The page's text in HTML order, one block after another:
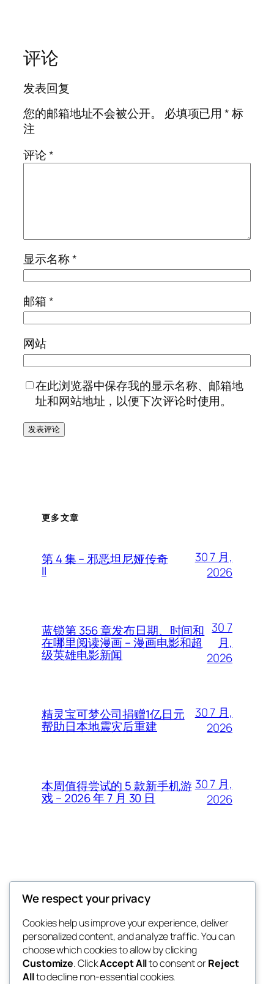
评论
发表回复
您的邮箱地址不会被公开。
必填项已用*标
注
评论*
显示名称*
邮箱*
网站
在此浏览器中保存我的显示名称、邮箱地
址和网站地址，以便下次评论时使用。
更多文章
第 4 集 – 邪恶坦尼娅传奇
II
30 7 月,
2026
蓝锁第 356 章发布日期、时间和
在哪里阅读漫画 – 漫画电影和超
级英雄电影新闻
30 7
月,
2026
精灵宝可梦公司捐赠1亿日元
帮助日本地震灾后重建
30 7 月,
2026
本周值得尝试的 5 款新手机游
戏 – 2026 年 7 月 30 日
30 7 月,
2026
Thunder Feeds
你最喜欢的电子游戏和攻略杂志
博客
事件
We respect your privacy
Cookies help us improve your experience, deliver
personalized content, and analyze traffic. You can
choose which cookies to allow by clicking
Customize. ClickAccept Allto consent orReject
Allto decline non-essential cookies.